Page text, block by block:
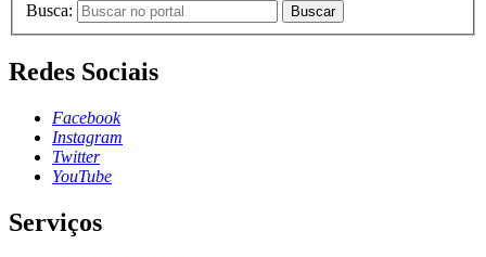
Busca: Buscar
Redes Sociais
Facebook
Instagram
Twitter
YouTube
Serviços